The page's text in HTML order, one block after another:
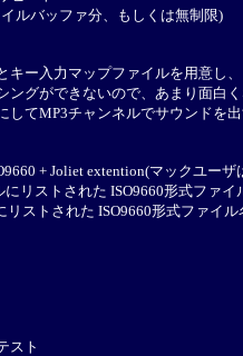
ルバッファ分、もしくは無制限)
ー入力マップファイルを用意し
グができないので、あまり面白く
てMP3チャンネルでサウンドを
+ Joliet extention(マックユー
にリストされた ISO9660形式ファ
リストされた ISO9660形式ファイ
スト